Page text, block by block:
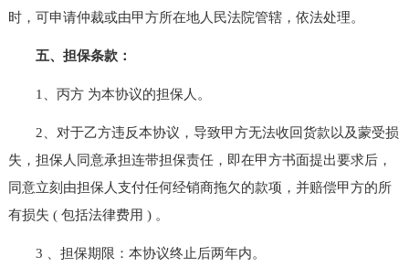
时，可申请仲裁或由甲方所在地人民法院管辖，依法处理。
五、担保条款：
1、丙方 为本协议的担保人。
2、对于乙方违反本协议，导致甲方无法收回货款以及蒙受损
失，担保人同意承担连带担保责任，即在甲方书面提出要求后，
同意立刻由担保人支付任何经销商拖欠的款项，并赔偿甲方的所
有损失 ( 包括法律费用 ) 。
3 、担保期限：本协议终止后两年内。